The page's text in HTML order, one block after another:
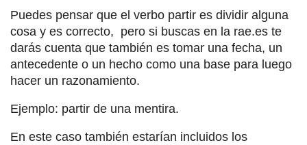
Puedes pensar que el verbo partir es dividir alguna
cosa y es correcto, pero si buscas en la rae.es te
darás cuenta que también es tomar una fecha, un
antecedente o un hecho como una base para luego
hacer un razonamiento.
Ejemplo: partir de una mentira.
En este caso también estarían incluidos los